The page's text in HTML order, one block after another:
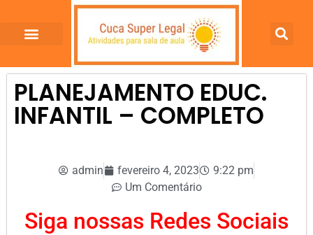
PLANEJAMENTO EDUC.
INFANTIL – COMPLETO
admin fevereiro 4, 2023
9:22 pm
Um Comentário
Siga nossas Redes Sociais